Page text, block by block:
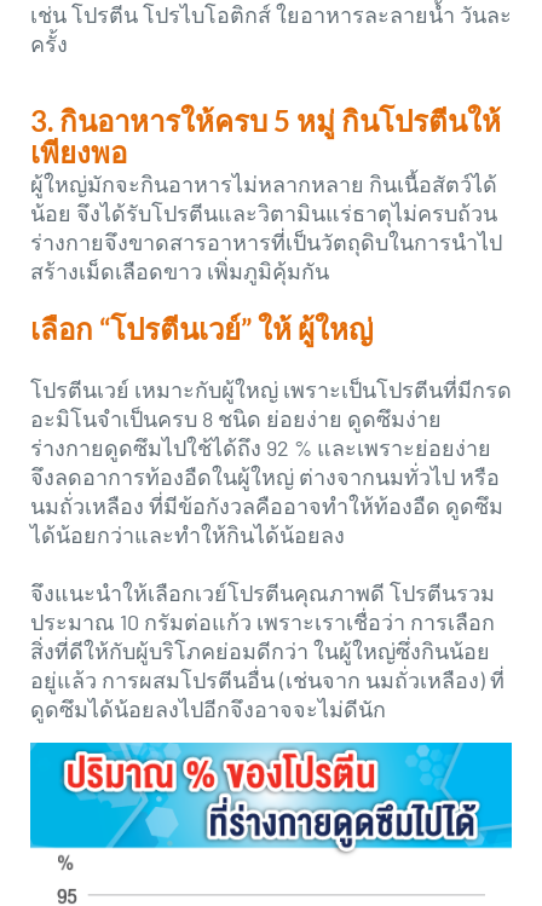
เช่น โปรตีน โปรไบโอติกส์ ใยอาหารละลายน้ำ วันละ
ครั้ง
3. กินอาหารให้ครบ 5 หมู่ กินโปรตีนให้
เพียงพอ
ผู้ใหญ่มักจะกินอาหารไม่หลากหลาย กินเนื้อสัตว์ได้
น้อย จึงได้รับโปรตีนและวิตามินแร่ธาตุไม่ครบถ้วน
ร่างกายจึงขาดสารอาหารที่เป็นวัตถุดิบในการนำไป
สร้างเม็ดเลือดขาว เพิ่มภูมิคุ้มกัน
เลือก “โปรตีนเวย์” ให้ ผู้ใหญ่
โปรตีนเวย์ เหมาะกับผู้ใหญ่ เพราะเป็นโปรตีนที่มีกรด
อะมิโนจำเป็นครบ 8 ชนิด ย่อยง่าย ดูดซึมง่าย
ร่างกายดูดซึมไปใช้ได้ถึง 92 % และเพราะย่อยง่าย
จึงลดอาการท้องอืดในผู้ใหญ่ ต่างจากนมทั่วไป หรือ
นมถั่วเหลือง ที่มีข้อกังวลคืออาจทำให้ท้องอืด ดูดซึม
ได้น้อยกว่าและทำให้กินได้น้อยลง
จึงแนะนำให้เลือกเวย์โปรตีนคุณภาพดี โปรตีนรวม
ประมาณ 10 กรัมต่อแก้ว เพราะเราเชื่อว่า การเลือก
สิ่งที่ดีให้กับผู้บริโภคย่อมดีกว่า ในผู้ใหญ่ซึ่งกินน้อย
อยู่แล้ว การผสมโปรตีนอื่น (เช่นจาก นมถั่วเหลือง) ที่
ดูดซึมได้น้อยลงไปอีกจึงอาจจะไม่ดีนัก